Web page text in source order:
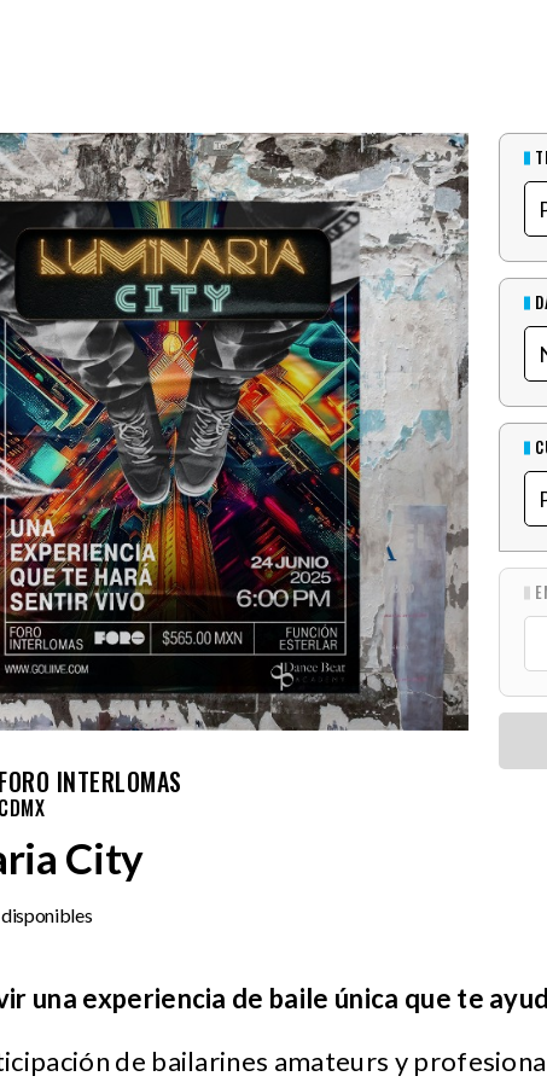
FORO INTERLOMAS
CDMX
City
una experiencia de baile única que te
de bailarines amateurs y